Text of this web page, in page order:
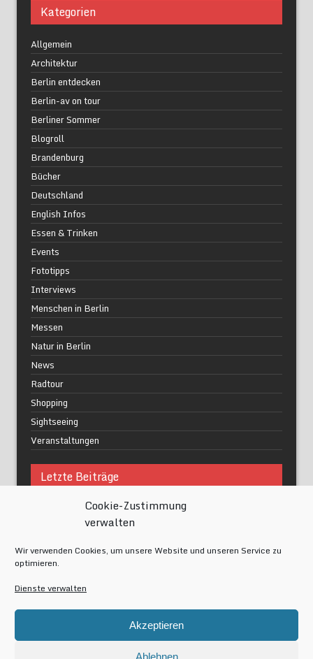
Cookie-Zustimmung
verwalten
Wir verwenden Cookies, um unsere Website und unseren Service zu
optimieren.
Dienste verwalten
Akzeptieren
Ablehnen
Kategorien
Allgemein
Architektur
Berlin entdecken
Berlin-av on tour
Berliner Sommer
Blogroll
Brandenburg
Bücher
Deutschland
English Infos
Essen & Trinken
Events
Fototipps
Interviews
Menschen in Berlin
Messen
Natur in Berlin
News
Radtour
Shopping
Sightseeing
Veranstaltungen
Letzte Beiträge
Was macht urbane Lebensqualität wirklich aus?
Grüne Oasen in Berlin
Festival of Lights Berlin 2024
Gesund schlafen im modernen Alltag